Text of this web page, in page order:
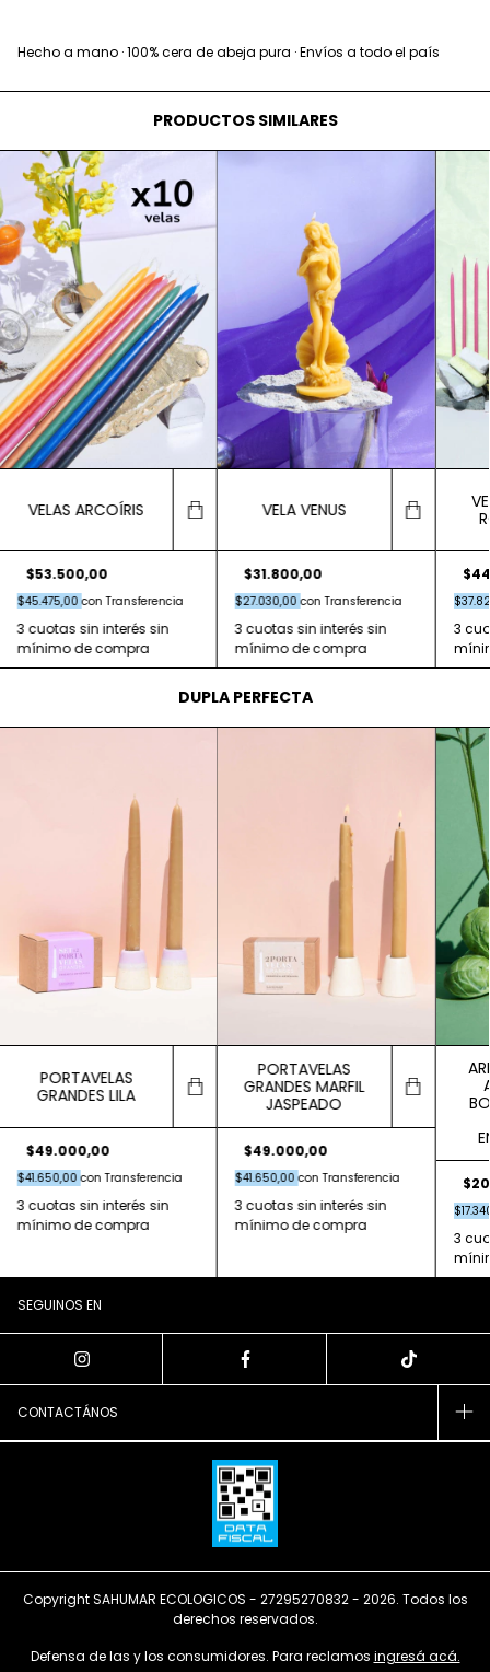
Hecho a mano · 100% cera de abeja pura · Envíos a todo el país
PRODUCTOS SIMILARES
VELAS ARCOÍRIS
$53.500,00
$45.475,00con Transferencia
VELA VENUS
$31.800,00
$27.030,00con Transferencia
DUPLA PERFECTA
PORTAVELAS
GRANDES LILA
$49.000,00
$41.650,00con Transferencia
PORTAVELAS
GRANDES MARFIL
JASPEADO
$49.000,00
$41.650,00con Transferencia
SEGUINOS EN
CONTACTÁNOS
Copyright SAHUMAR ECOLOGICOS - 27295270832 - 2026. Todos los
derechos reservados.
Defensa de las y los consumidores. Para reclamos ingresá acá.